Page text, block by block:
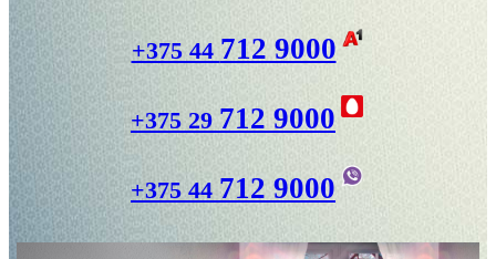
+375 44 712 9000
+375 29 712 9000
+375 44 712 9000